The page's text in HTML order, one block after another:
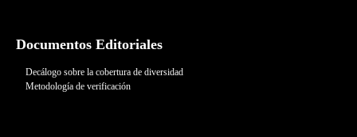
Documentos Editoriales
Decálogo sobre la cobertura de diversidad
Metodología de verificación